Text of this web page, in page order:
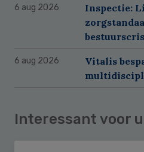
6 aug 2026
Inspectie:
6 aug 2026
Vitalis
Interessant voor u